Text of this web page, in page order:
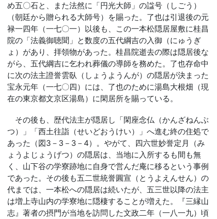
め五〇石と、また法然に「円光大師」の諡号（しごう）
（朝廷から贈られる大師号）を賜った。了也は引退後の元
禄一四年（一七〇一）以後も、この一本松隠居屋敷に桂昌
院の「法義御聴聞」と数度の五代綱吉の入御（にゅうぎ
ょ）があり、拝領物があった。桂昌院逝去の際は隠居後な
がら、五代綱吉に乞われ葬儀の導師を務めた。了也存命中
に次の法主證誉雲臥（しょうようんが）の隠居が決まった
宝永元年（一七〇四）には、了也のために湯島大根畑（現
在の東京都文京区湯島）に閑居所を賜っている。
その後も、歴代法主が隠居し「閑座念仏（かんざねんぶ
つ）」「西土往詣（せいどおうけい）」へ進む終の住処で
あった（図3－3－3－4）。やがて、四六世妙誉定月（み
ょうよじょうげつ）の隠居は、当地に入所するも間も無
く、山下谷の学寮跡地に自身で営んだ庵に移るという事例
であった。その後も五二世統誉圓宣（とうよえんせん）の
代までは、一本松への隠居は続いたが、五三世以降の法主
は増上寺山内の学寮地に隠棲することが増えた。『三縁山
志』著者の摂門が当地を訪問した文政二年（一八一九）頃